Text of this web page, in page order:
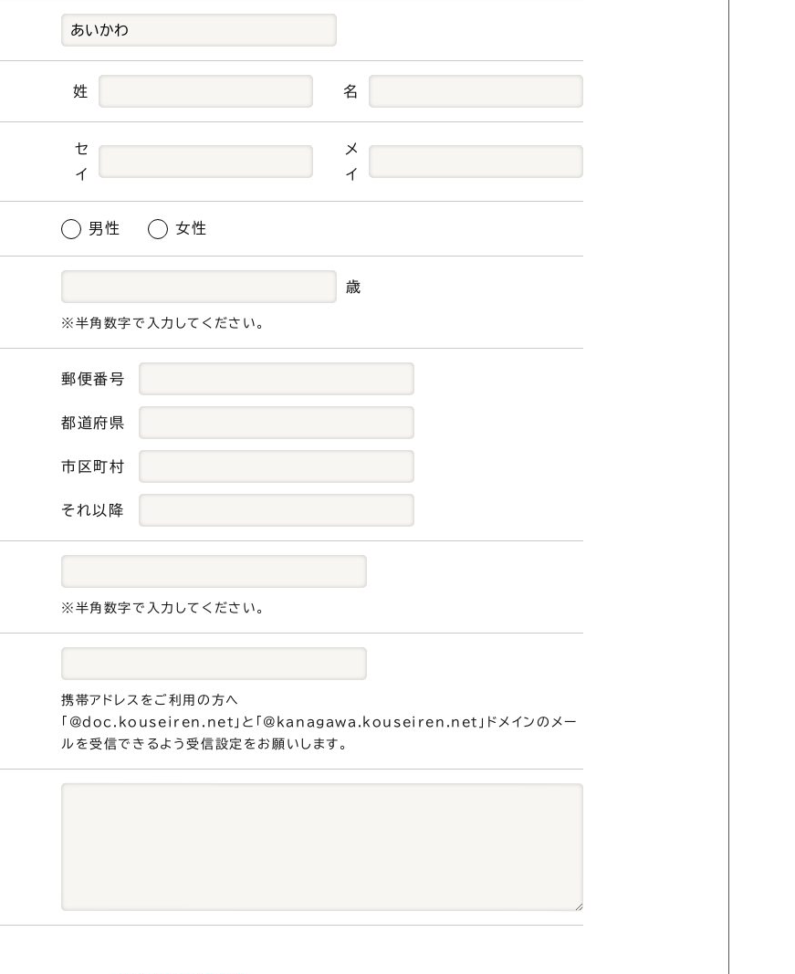
姓 名
セ
イ
メ
イ
男性 女性
歳
※半角数字で入力してください。
郵便番号
都道府県
市区町村
それ以降
※半角数字で入力してください。
携帯アドレスをご利用の方へ
「@doc.kouseiren.net」と「@kanagawa.kouseiren.net」ドメインのメー
ルを受信できるよう受信設定をお願いします。